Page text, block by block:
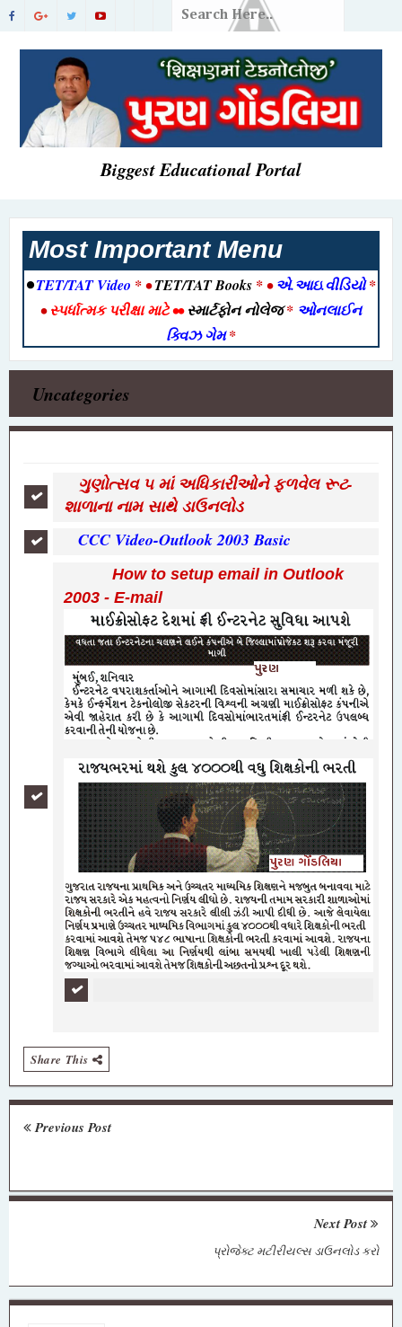
Biggest Educational Portal
Most Important Menu
•TET/TAT Video * •TET/TAT Books * •એ.આઇ.વીડિયો*
•સ્પર્ધાત્મક પરીક્ષા માટે••સ્માર્ટફોન નોલેજ* ઓનલાઈન
ક્વિઝ ગેમ*
Uncategories
ગુણોત્સવ ૫ માં અધિકારીઓને ફળવેલ રૂટ-
શાળાના નામ સાથે ડાઉનલોડ
CCC Video-Outlook 2003 Basic
How to setup email in Outlook
2003 - E-mail
Share This
Previous Post
Next Post
પ્રોજેક્ટ મટીરીયલ્સ ડાઉનલોડ કરો